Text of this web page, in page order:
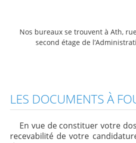
Nos bureaux se trouvent à Ath,
second étage de
LES DOCUMENTS À
En vue de constituer votre
recevabilité de votre